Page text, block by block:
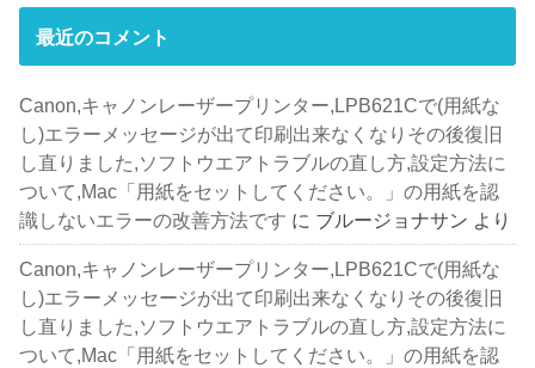
最近のコメント
Canon,キャノンレーザープリンター,LPB621Cで(用紙な
し)エラーメッセージが出て印刷出来なくなりその後復旧
し直りました,ソフトウエアトラブルの直し方,設定方法に
ついて,Mac「用紙をセットしてください。」の用紙を認
識しないエラーの改善方法です に ブルージョナサン より
Canon,キャノンレーザープリンター,LPB621Cで(用紙な
し)エラーメッセージが出て印刷出来なくなりその後復旧
し直りました,ソフトウエアトラブルの直し方,設定方法に
ついて,Mac「用紙をセットしてください。」の用紙を認